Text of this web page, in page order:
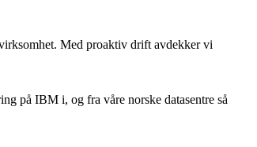
Med proaktiv drift avdekker vi
på IBM i, og fra våre norske datasentre så